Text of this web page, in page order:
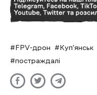
FPV-дрон Куп'янськ
постраждалі